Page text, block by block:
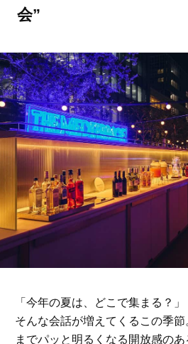
ママとパパに贈る「ジェンダー
ス学」
会”
「今年の夏は、どこで集まる？」
そんな会話が増えてくるこの季
までパッと明るくなる開放感の